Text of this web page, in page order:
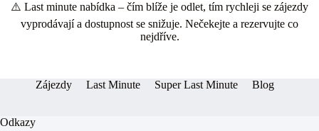
bo
ok
se
ng
ts re
⚠️ Last minute nabídka – čím blíže je odlet, tím rychleji se zájezdy
vyprodávají a dostupnost se snižuje. Nečekejte a rezervujte co
nejdříve.
Zájezdy Last Minute Super Last Minute Blog
Odkazy